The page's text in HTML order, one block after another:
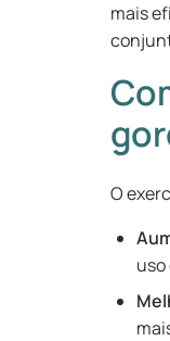
mais
O
uso